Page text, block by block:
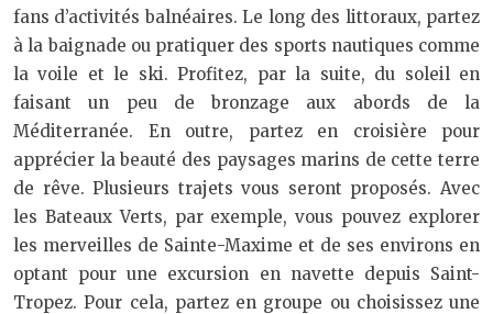
fans d’activités balnéaires. Le long des littoraux, partez
à la baignade ou pratiquer des sports nautiques comme
la voile et le ski. Profitez, par la suite, du soleil en
faisant un peu de bronzage aux abords de la
Méditerranée. En outre, partez en croisière pour
apprécier la beauté des paysages marins de cette terre
de rêve. Plusieurs trajets vous seront proposés. Avec
les Bateaux Verts, par exemple, vous pouvez explorer
les merveilles de Sainte-Maxime et de ses environs en
optant pour une excursion en navette depuis Saint-
Tropez. Pour cela, partez en groupe ou choisissez une